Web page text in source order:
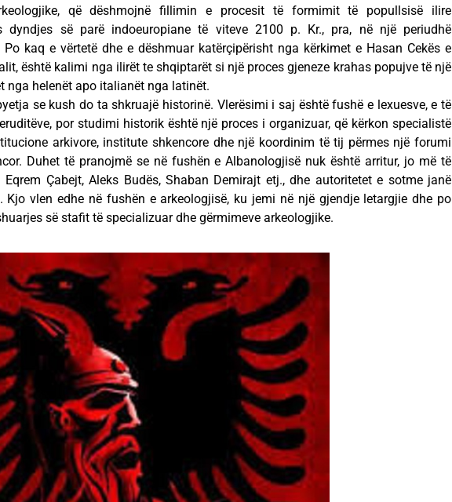
që dëshmojnë fillimin e procesit të formimit të popullsisë ilire
dyndjes së parë indoeuropiane të viteve 2100 p. Kr., pra, në një periudhë
Po kaq e vërtetë dhe e dëshmuar katërçipërisht nga kërkimet e Hasan Cekës e
është kalimi nga ilirët te shqiptarët si një proces gjeneze krahas popujve të një
nga helenët apo italianët nga latinët.
se kush do ta shkruajë historinë. Vlerësimi i saj është fushë e lexuesve, e të
por studimi historik është një proces i organizuar, që kërkon specialistë
arkivore, institute shkencore dhe një koordinim të tij përmes një forumi
Duhet të pranojmë se në fushën e Albanologjisë nuk është arritur, jo më të
Çabejt, Aleks Budës, Shaban Demirajt etj., dhe autoritetet e sotme janë
Kjo vlen edhe në fushën e arkeologjisë, ku jemi në një gjendje letargjie dhe po
së stafit të specializuar dhe gërmimeve arkeologjike.